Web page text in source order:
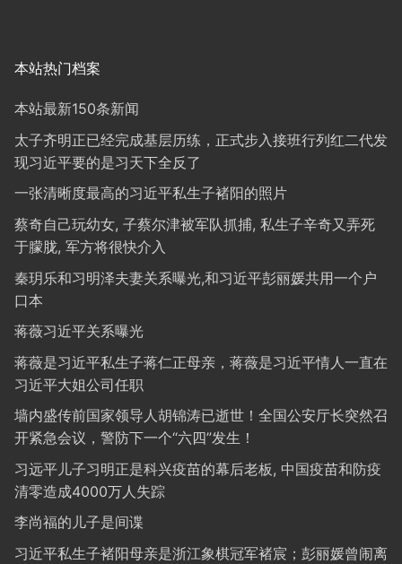
本站热门档案
本站最新150条新闻
太子齐明正已经完成基层历练，正式步入接班行列红二代发
现习近平要的是习天下全反了
一张清晰度最高的习近平私生子褚阳的照片
蔡奇自己玩幼女, 子蔡尔津被军队抓捕, 私生子辛奇又弄死
于朦胧, 军方将很快介入
秦玥乐和习明泽夫妻关系曝光,和习近平彭丽媛共用一个户
口本
蒋薇习近平关系曝光
蒋薇是习近平私生子蒋仁正母亲，蒋薇是习近平情人一直在
习近平大姐公司任职
墙内盛传前国家领导人胡锦涛已逝世！全国公安厅长突然召
开紧急会议，警防下一个“六四”发生！
习远平儿子习明正是科兴疫苗的幕后老板, 中国疫苗和防疫
清零造成4000万人失踪
李尚福的儿子是间谍
习近平私生子褚阳母亲是浙江象棋冠军褚宸；彭丽媛曾闹离